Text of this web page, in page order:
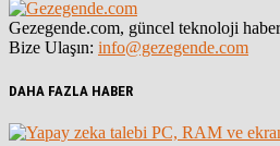
Gezegende.com, güncel teknoloji
Bize Ulaşın: info@gezegende.com
DAHA FAZLA HABER